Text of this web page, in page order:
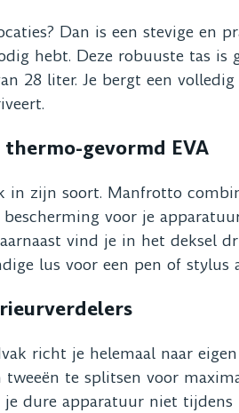
Dan is een stevige en
hebt. Deze robuuste tas
28 liter. Je bergt een
gevormd EVA
in zijn soort. Manfrotto
voor je
vind je in het deksel
lus voor een pen of stylus
richt je helemaal naar
te splitsen voor
dure apparatuur niet tijdens